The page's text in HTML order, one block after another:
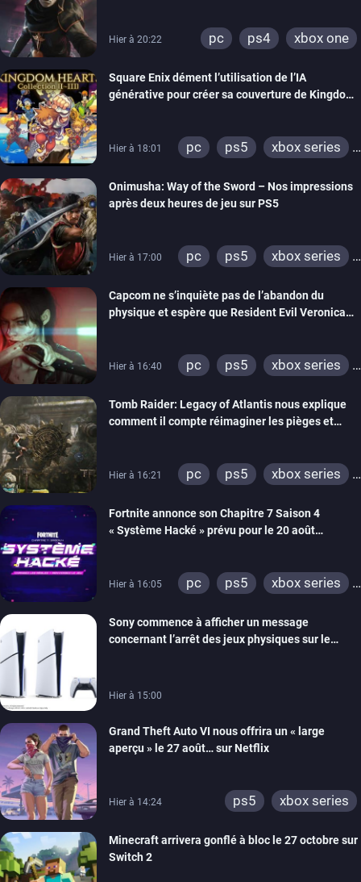
Hier à 20:22 pc ps4 xbox one
Square Enix dément l’utilisation de l’IA
générative pour créer sa couverture de Kingdom
Hier à 18:01 pc ps5
xbox series
Onimusha: Way of the Sword – Nos impressions
après deux heures de jeu sur PS5
Hier à 17:00 pc ps5
xbox series
Capcom ne s’inquiète pas de l’abandon du
physique et espère que Resident Evil Veronica
Hier à 16:40 pc ps5
xbox series
Tomb Raider: Legacy of Atlantis nous explique
comment il compte réimaginer les pièges et
Hier à 16:21 pc ps5
xbox series
Fortnite annonce son Chapitre 7 Saison 4
« Système Hacké » prévu pour le 20 août
Hier à 16:05 pc ps5
xbox series
ps4
xbox one
switch 2
Sony commence à afficher un message
concernant l’arrêt des jeux physiques sur le
Hier à 15:00
Grand Theft Auto VI nous offrira un « large
aperçu » le 27 août… sur Netflix
Hier à 14:24 ps5 xbox series
Minecraft arrivera gonflé à bloc le 27 octobre sur
Switch 2